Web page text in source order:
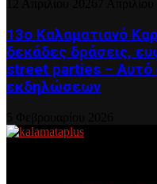
13ο Καλαματιανό
δεκάδες δράσεις,
street parties – Αυτό
εκδηλώσεων